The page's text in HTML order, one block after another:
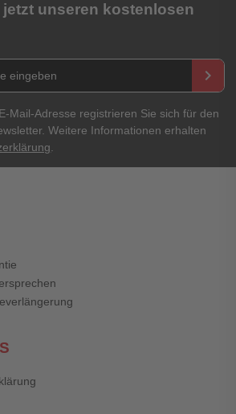
unseren kostenlosen
keyboard_arrow_right
Mail-Adresse registrieren Sie sich für den
Weitere Informationen erhalten